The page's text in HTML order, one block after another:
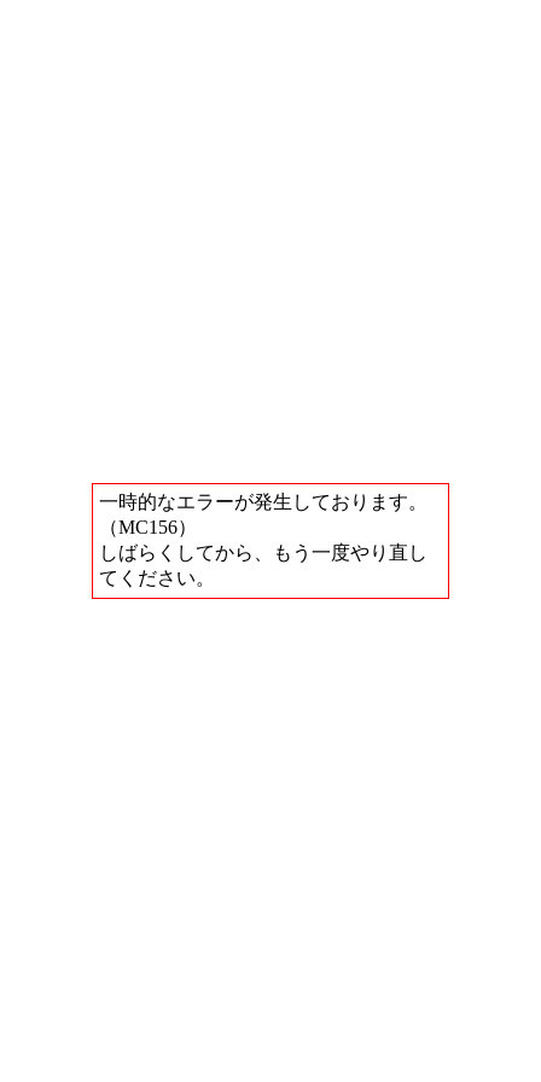
一時的なエラーが発生しております。
（MC156）
しばらくしてから、もう一度やり直し
てください。